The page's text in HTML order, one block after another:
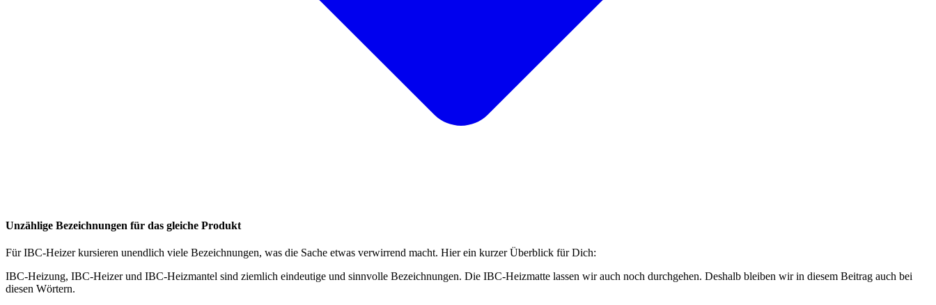
Unzählige Bezeichnungen für das gleiche Produkt
Für IBC-Heizer kursieren unendlich viele Bezeichnungen, was die Sache etwas verwirrend macht. Hier ein kurzer Überblick für Dich:
IBC-Heizung, IBC-Heizer und IBC-Heizmantel sind ziemlich eindeutige und sinnvolle Bezeichnungen. Die IBC-Heizmatte lassen wir auch noch durchgehen. Deshalb bleiben wir in diesem Beitrag auch bei
diesen Wörtern.